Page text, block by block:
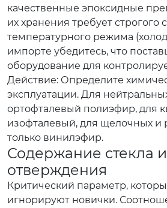
качественные эпоксидные
их хранения требует строгого
температурного режима
импорте убедитесь, что
оборудование для
Действие: Определите
эксплуатации. Для
ортофталевый полиэфир, для
изофталевый, для щелочных и
только винилэфир.
Содержание стекла
отверждения
Критический параметр,
игнорируют новички.